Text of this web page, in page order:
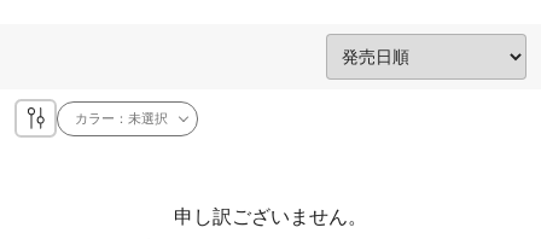
カラー：未選択
申し訳ございません。